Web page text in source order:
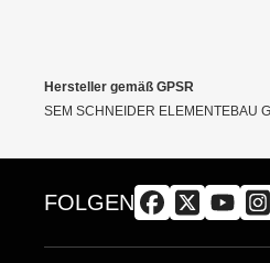
Hersteller gemäß GPSR
SEM SCHNEIDER ELEMENTEBAU
FOLGEN